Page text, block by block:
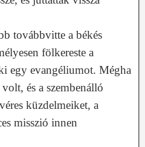
továbbvitte a békés
fölkereste a
egy evangéliumot. Mégha
és a szembenálló
küzdelmeiket, a
misszió innen